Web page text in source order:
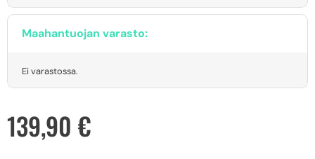
Maahantuojan varasto:
Ei varastossa.
139,90 €